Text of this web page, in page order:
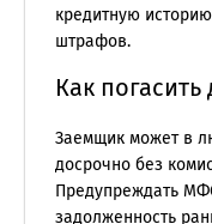
кредитную
штрафов.
Как
Заемщик может в
досрочно без
Предупреждать
задолженность